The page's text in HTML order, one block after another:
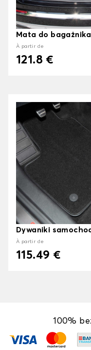
Mata do bagażnika
À partir de
121.8 €
Dywaniki
À partir de
115.49 €
100%